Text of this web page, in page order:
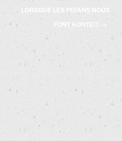
LORSQUE LES FEFANS NOUS
FONT HONTE!!!
→